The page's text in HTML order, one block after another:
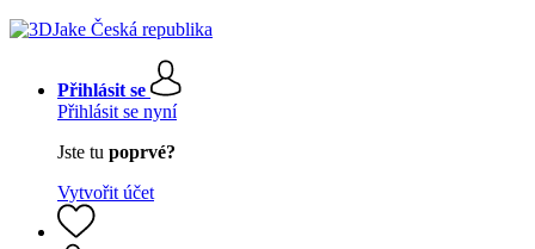
Přihlásit se
Přihlásit se nyní
Jste tu poprvé?
Vytvořit účet